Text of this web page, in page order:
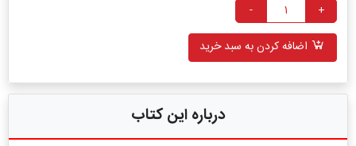
+
-
اضافه کردن به سبد خرید
درباره این کتاب